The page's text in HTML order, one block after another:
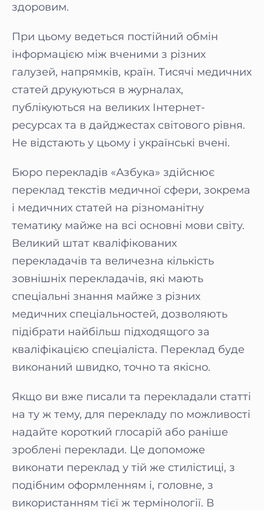
здоровим.
При цьому ведеться постійний обмін
інформацією між вченими з різних
галузей, напрямків, країн. Тисячі медичних
статей друкуються в журналах,
публікуються на великих Інтернет-
ресурсах та в дайджестах світового рівня.
Не відстають у цьому і українські вчені.
Бюро перекладів «Азбука» здійснює
переклад текстів медичної сфери, зокрема
і медичних статей на різноманітну
тематику майже на всі основні мови світу.
Великий штат кваліфікованих
перекладачів та величезна кількість
зовнішніх перекладачів, які мають
спеціальні знання майже з різних
медичних спеціальностей, дозволяють
підібрати найбільш підходящого за
кваліфікацією спеціаліста. Переклад буде
виконаний швидко, точно та якісно.
Якщо ви вже писали та перекладали статті
на ту ж тему, для перекладу по можливості
надайте короткий глосарій або раніше
зроблені переклади. Це допоможе
виконати переклад у тій же стилістиці, з
подібним оформленням і, головне, з
використанням тієї ж термінології. В